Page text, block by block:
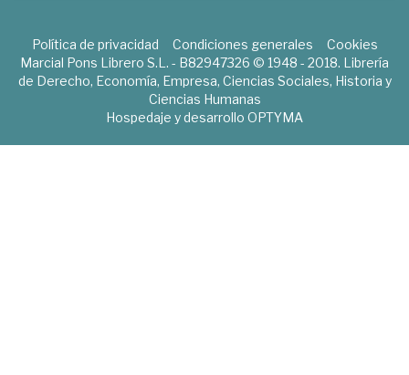
Política de privacidad Condiciones generales
Cookies
Marcial Pons Librero S.L. - B82947326 © 1948 - 2018. Librería
de Derecho, Economía, Empresa, Ciencias Sociales, Historia y
Ciencias Humanas
Hospedaje y desarrollo OPTYMA